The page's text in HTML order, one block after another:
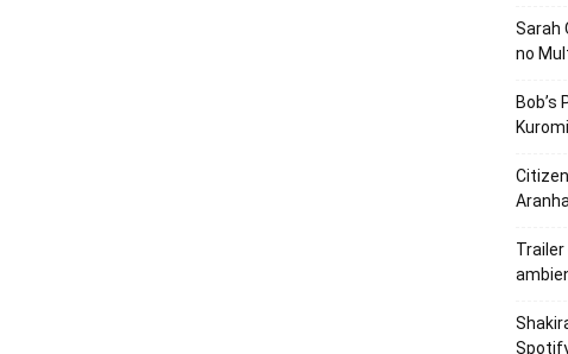
Sarah
no
Bob’s
Kuromi
Trailer